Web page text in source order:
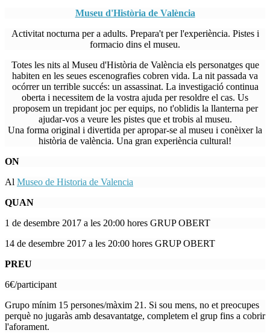
Museu d'Història de València
Activitat nocturna per a adults. Prepara't per l'experiència. Pistes i
formacio dins el museu.
Totes les nits al Museu d'Història de València els personatges que
habiten en les seues escenografies cobren vida. La nit passada va
ocórrer un terrible succés: un assassinat. La investigació continua
oberta i necessitem de la vostra ajuda per resoldre el cas. Us
proposem un trepidant joc per equips, no t'oblidis la llanterna per
ajudar-vos a veure les pistes que et trobis al museu.
Una forma original i divertida per apropar-se al museu i conèixer la
història de valència. Una gran experiència cultural!
ON
Al Museo de Historia de Valencia
QUAN
1 de desembre 2017 a les 20:00 hores GRUP OBERT
14 de desembre 2017 a les 20:00 hores GRUP OBERT
PREU
6€/participant
Grupo mínim 15 persones/màxim 21. Si sou mens, no et preocupes
perquè no jugaràs amb desavantatge, completem el grup fins a cobrir
l'aforament.